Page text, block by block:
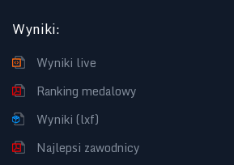
Wyniki:
Wyniki live
Ranking medalowy
Wyniki (lxf)
Najlepsi zawodnicy